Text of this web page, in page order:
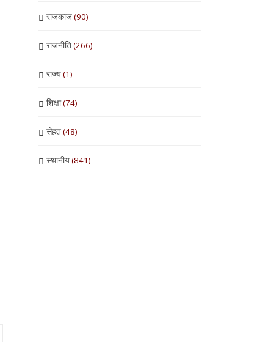
राजकाज(90)
राजनीति(266)
राज्य(1)
शिक्षा(74)
सेहत(48)
स्थानीय(841)